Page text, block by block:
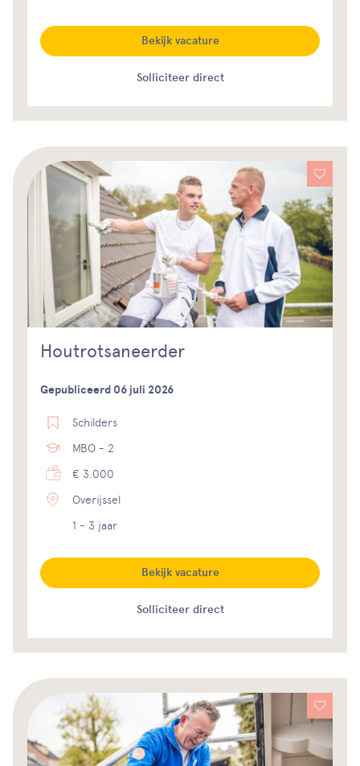
Solliciteer direct
Bekijk vacature
Houtrotsaneerder
Gepubliceerd 06 juli 2026
Schilders
MBO - 2
€ 3.000
Overijssel
1 - 3 jaar
Solliciteer direct
Bekijk vacature